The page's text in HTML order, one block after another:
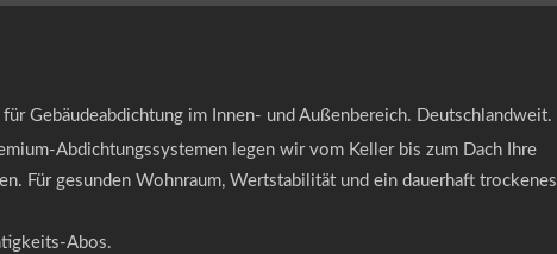
Gebäudeabdichtung im Innen- und Außenbereich. Deutschlandweit.
Abdichtungssystemen legen wir vom Keller bis zum Dach Ihre
Für gesunden Wohnraum, Wertstabilität und ein dauerhaft trockenes
Abos.